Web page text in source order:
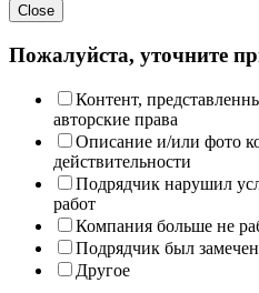
Close
Пожалуйста, уточните
Контент,
авторские права
Описание и/или фото
действительности
Подрядчик нарушил
работ
Компания больше не
Подрядчик был
Другое